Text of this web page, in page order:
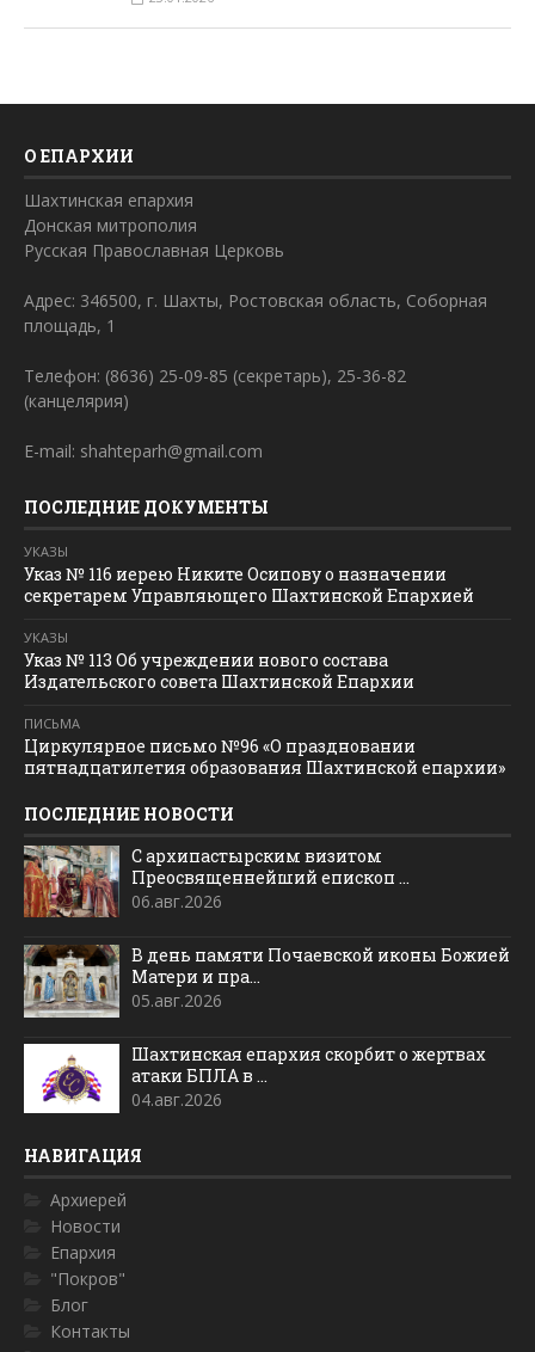
О ЕПАРХИИ
Шахтинская епархия
Донская митрополия
Русская Православная Церковь
Адрес: 346500, г. Шахты, Ростовская область, Соборная
площадь, 1
Телефон: (8636) 25-09-85 (секретарь), 25-36-82
(канцелярия)
E-mail: shahteparh@gmail.com
ПОСЛЕДНИЕ ДОКУМЕНТЫ
УКАЗЫ
Указ № 116 иерею Никите Осипову о назначении
секретарем Управляющего Шахтинской Епархией
УКАЗЫ
Указ № 113 Об учреждении нового состава
Издательского совета Шахтинской Епархии
ПИСЬМА
Циркулярное письмо №96 «О праздновании
пятнадцатилетия образования Шахтинской епархии»
ПОСЛЕДНИЕ НОВОСТИ
С архипастырским визитом
Преосвященнейший епископ ...
06.авг.2026
В день памяти Почаевской иконы Божией
Матери и пра...
05.авг.2026
Шахтинская епархия скорбит о жертвах
атаки БПЛА в ...
04.авг.2026
НАВИГАЦИЯ
Архиерей
Новости
Епархия
"Покров"
Блог
Контакты